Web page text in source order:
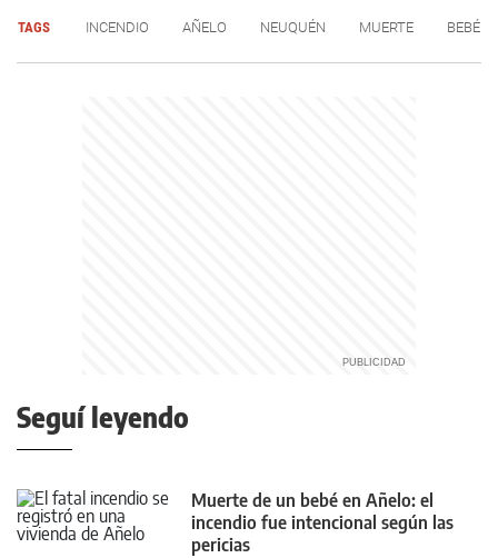
TAGS INCENDIO AÑELO NEUQUÉN MUERTE BEBÉ
Seguí leyendo
Muerte de un bebé en Añelo: el
incendio fue intencional según las
pericias